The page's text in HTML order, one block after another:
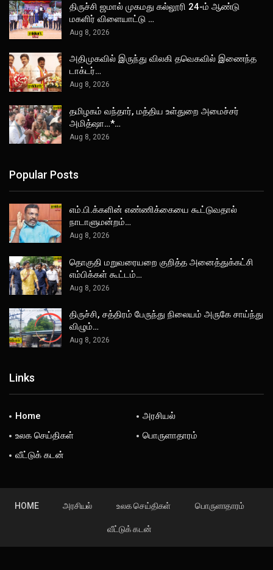
திருச்சி ஜமால் முகமது கல்லூரி 24-ம் ஆண்டு
மகளிர் விளையாட்டு …
Aug 8, 2026
அதிமுகவில் இருந்து விலகி தவெகவில் இணைந்த
டாக்டர்…
Aug 8, 2026
தமிழகம் வந்தார், மத்திய உள்துறை அமைச்சர்
அமித்ஷா…*…
Aug 8, 2026
Popular Posts
எம்.பி.க்களின் எண்ணிக்கையை கூட்டுவதால்
நாடாளுமன்றம்…
Aug 8, 2026
தொகுதி மறுவரையறை குறித்த அனைத்துக்கட்சி
எம்பிக்கள் கூட்டம்…
Aug 8, 2026
திருச்சி, சத்திரம் பேருந்து நிலையம் அருகே சாய்ந்து
விழும்…
Aug 8, 2026
Links
Home
அரசியல்
உலக செய்திகள்
பொருளாதாரம்
வீட்டுக் கடன்
HOME அரசியல் உலக செய்திகள் பொருளாதாரம்
வீட்டுக் கடன்